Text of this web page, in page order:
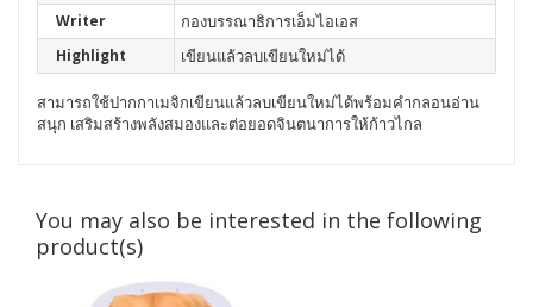
Writer กองบรรณาธิการเอ็มไอเอส
Highlight เขียนแล้วลบเขียนใหม่ได้
สามารถใช้ปากกาเมจิกเขียนแล้วลบเขียนใหม่ได้พร้อมคำกลอนอ่าน
สนุก เสริมสร้างพลังสมองและต่อยอดจินตนาการให้ก้าวไกล
You may also be interested in the following
product(s)